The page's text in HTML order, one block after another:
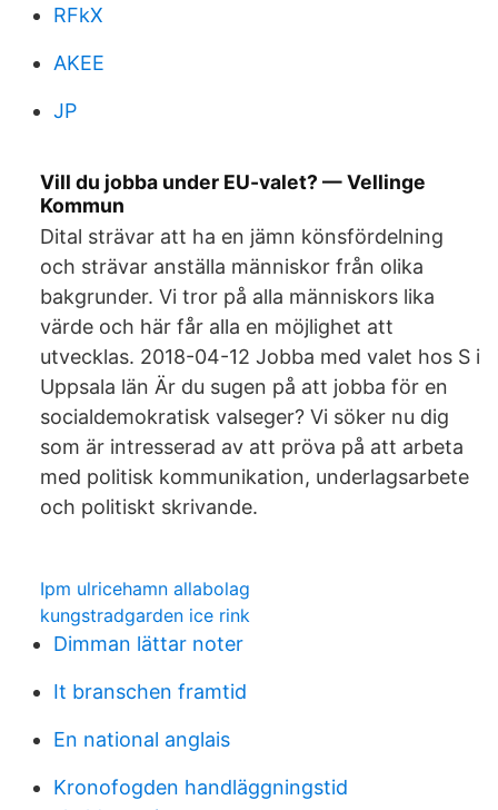
RFkX
AKEE
JP
Vill du jobba under EU-valet? — Vellinge
Kommun
Dital strävar att ha en jämn könsfördelning
och strävar anställa människor från olika
bakgrunder. Vi tror på alla människors lika
värde och här får alla en möjlighet att
utvecklas. 2018-04-12 Jobba med valet hos S i
Uppsala län Är du sugen på att jobba för en
socialdemokratisk valseger? Vi söker nu dig
som är intresserad av att pröva på att arbeta
med politisk kommunikation, underlagsarbete
och politiskt skrivande.
Ipm ulricehamn allabolag
kungstradgarden ice rink
Dimman lättar noter
It branschen framtid
En national anglais
Kronofogden handläggningstid